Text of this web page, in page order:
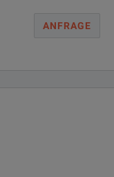
ANFRAGE